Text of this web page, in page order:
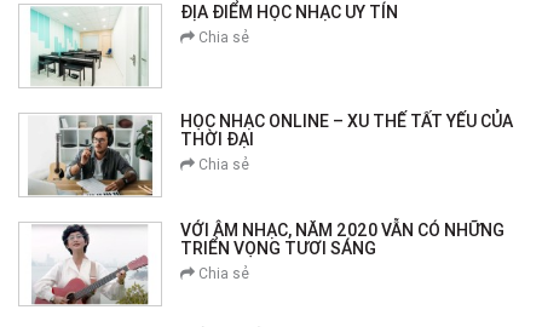
ĐỊA ĐIỂM HỌC NHẠC UY TÍN
Chia sẻ
HỌC NHẠC ONLINE – XU THẾ TẤT YẾU CỦA
THỜI ĐẠI
Chia sẻ
VỚI ÂM NHẠC, NĂM 2020 VẪN CÓ NHỮNG
TRIỂN VỌNG TƯƠI SÁNG
Chia sẻ